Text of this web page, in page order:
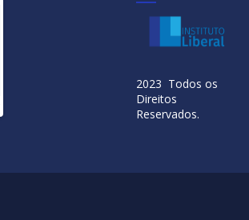
2023 Todos os
Direitos
Reservados.